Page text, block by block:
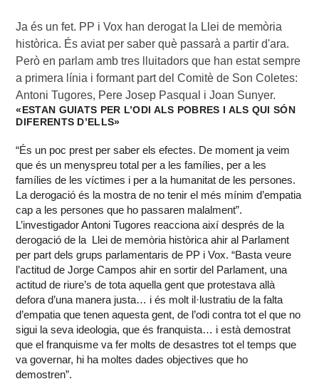
Ja és un fet. PP i Vox han derogat la Llei de memòria
històrica. És aviat per saber què passarà a partir d'ara.
Però en parlam amb tres lluitadors que han estat sempre
a primera línia i formant part del Comitè de Son Coletes:
Antoni Tugores, Pere Josep Pasqual i Joan Sunyer.
«ESTAN GUIATS PER L’ODI ALS POBRES I ALS QUI SÓN
DIFERENTS D’ELLS»
“És un poc prest per saber els efectes. De moment ja veim
que és un menyspreu total per a les famílies, per a les
famílies de les víctimes i per a la humanitat de les persones.
La derogació és la mostra de no tenir el més mínim d’empatia
cap a les persones que ho passaren malalment”.
L’investigador Antoni Tugores reacciona així després de la
derogació de la Llei de memòria històrica ahir al Parlament
per part dels grups parlamentaris de PP i Vox. “Basta veure
l’actitud de Jorge Campos ahir en sortir del Parlament, una
actitud de riure’s de tota aquella gent que protestava allà
defora d’una manera justa… i és molt il·lustratiu de la falta
d’empatia que tenen aquesta gent, de l’odi contra tot el que no
sigui la seva ideologia, que és franquista… i està demostrat
que el franquisme va fer molts de desastres tot el temps que
va governar, hi ha moltes dades objectives que ho
demostren”.